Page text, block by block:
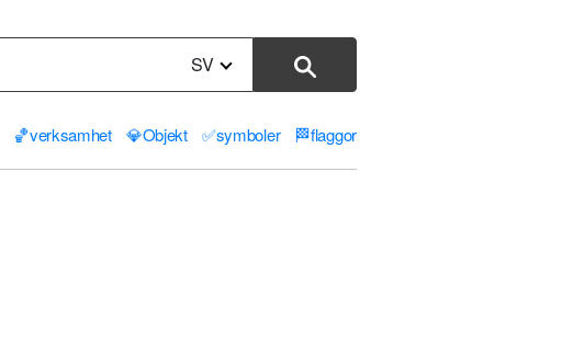
SV
🏀verksamhet 💎Objekt ✅symboler 🏁flaggor